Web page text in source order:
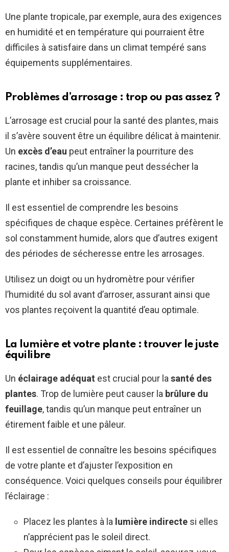
Une plante tropicale, par exemple, aura des exigences
en humidité et en température qui pourraient être
difficiles à satisfaire dans un climat tempéré sans
équipements supplémentaires.
Problèmes d’arrosage : trop ou pas assez ?
L’arrosage est crucial pour la santé des plantes, mais
il s’avère souvent être un équilibre délicat à maintenir.
Un excès d’eau peut entraîner la pourriture des
racines, tandis qu’un manque peut dessécher la
plante et inhiber sa croissance.
Il est essentiel de comprendre les besoins
spécifiques de chaque espèce. Certaines préfèrent le
sol constamment humide, alors que d’autres exigent
des périodes de sécheresse entre les arrosages.
Utilisez un doigt ou un hydromètre pour vérifier
l’humidité du sol avant d’arroser, assurant ainsi que
vos plantes reçoivent la quantité d’eau optimale.
La lumière et votre plante : trouver le juste
équilibre
Un éclairage adéquat est crucial pour lasanté des
plantes. Trop de lumière peut causer la brûlure du
feuillage, tandis qu’un manque peut entraîner un
étirement faible et une pâleur.
Il est essentiel de connaître les besoins spécifiques
de votre plante et d’ajuster l’exposition en
conséquence. Voici quelques conseils pour équilibrer
l’éclairage :
Placez les plantes à la lumière indirecte si elles
n’apprécient pas le soleil direct.